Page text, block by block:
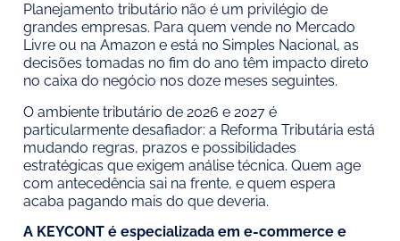
Planejamento tributário não é um privilégio de
grandes empresas. Para quem vende no Mercado
Livre ou na Amazon e está no Simples Nacional, as
decisões tomadas no fim do ano têm impacto direto
no caixa do negócio nos doze meses seguintes.
O ambiente tributário de 2026 e 2027 é
particularmente desafiador: a Reforma Tributária está
mudando regras, prazos e possibilidades
estratégicas que exigem análise técnica. Quem age
com antecedência sai na frente, e quem espera
acaba pagando mais do que deveria.
A KEYCONT é especializada em e-commerce e